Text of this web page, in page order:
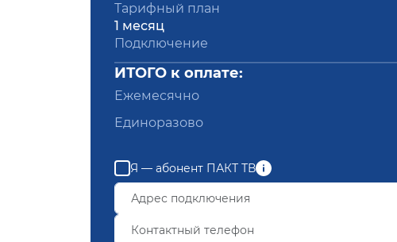
Тарифный план
1 месяц
Подключение
ИТОГО к оплате:
Ежемесячно
Единоразово
Я — абонент ПАКТ ТВ